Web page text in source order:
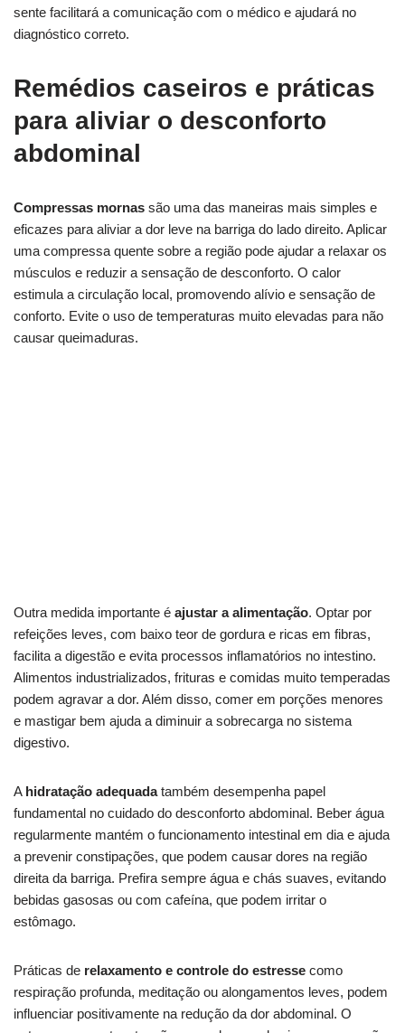
sente facilitará a comunicação com o médico e ajudará no
diagnóstico correto.
Remédios caseiros e práticas
para aliviar o desconforto
abdominal
Compressas mornas são uma das maneiras mais simples e
eficazes para aliviar a dor leve na barriga do lado direito. Aplicar
uma compressa quente sobre a região pode ajudar a relaxar os
músculos e reduzir a sensação de desconforto. O calor
estimula a circulação local, promovendo alívio e sensação de
conforto. Evite o uso de temperaturas muito elevadas para não
causar queimaduras.
Outra medida importante é ajustar a alimentação. Optar por
refeições leves, com baixo teor de gordura e ricas em fibras,
facilita a digestão e evita processos inflamatórios no intestino.
Alimentos industrializados, frituras e comidas muito temperadas
podem agravar a dor. Além disso, comer em porções menores
e mastigar bem ajuda a diminuir a sobrecarga no sistema
digestivo.
A hidratação adequadatambém desempenha papel
fundamental no cuidado do desconforto abdominal. Beber água
regularmente mantém o funcionamento intestinal em dia e ajuda
a prevenir constipações, que podem causar dores na região
direita da barriga. Prefira sempre água e chás suaves, evitando
bebidas gasosas ou com cafeína, que podem irritar o
estômago.
Práticas de relaxamento e controle do estresse como
respiração profunda, meditação ou alongamentos leves, podem
influenciar positivamente na redução da dor abdominal. O